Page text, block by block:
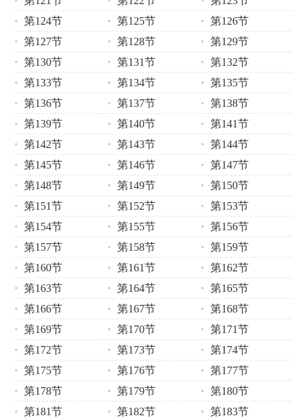
第124节
第125节
第126节
第127节
第128节
第129节
第130节
第131节
第132节
第133节
第134节
第135节
第136节
第137节
第138节
第139节
第140节
第141节
第142节
第143节
第144节
第145节
第146节
第147节
第148节
第149节
第150节
第151节
第152节
第153节
第154节
第155节
第156节
第157节
第158节
第159节
第160节
第161节
第162节
第163节
第164节
第165节
第166节
第167节
第168节
第169节
第170节
第171节
第172节
第173节
第174节
第175节
第176节
第177节
第178节
第179节
第180节
第181节
第182节
第183节